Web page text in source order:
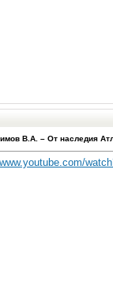
В.А. – От наследия